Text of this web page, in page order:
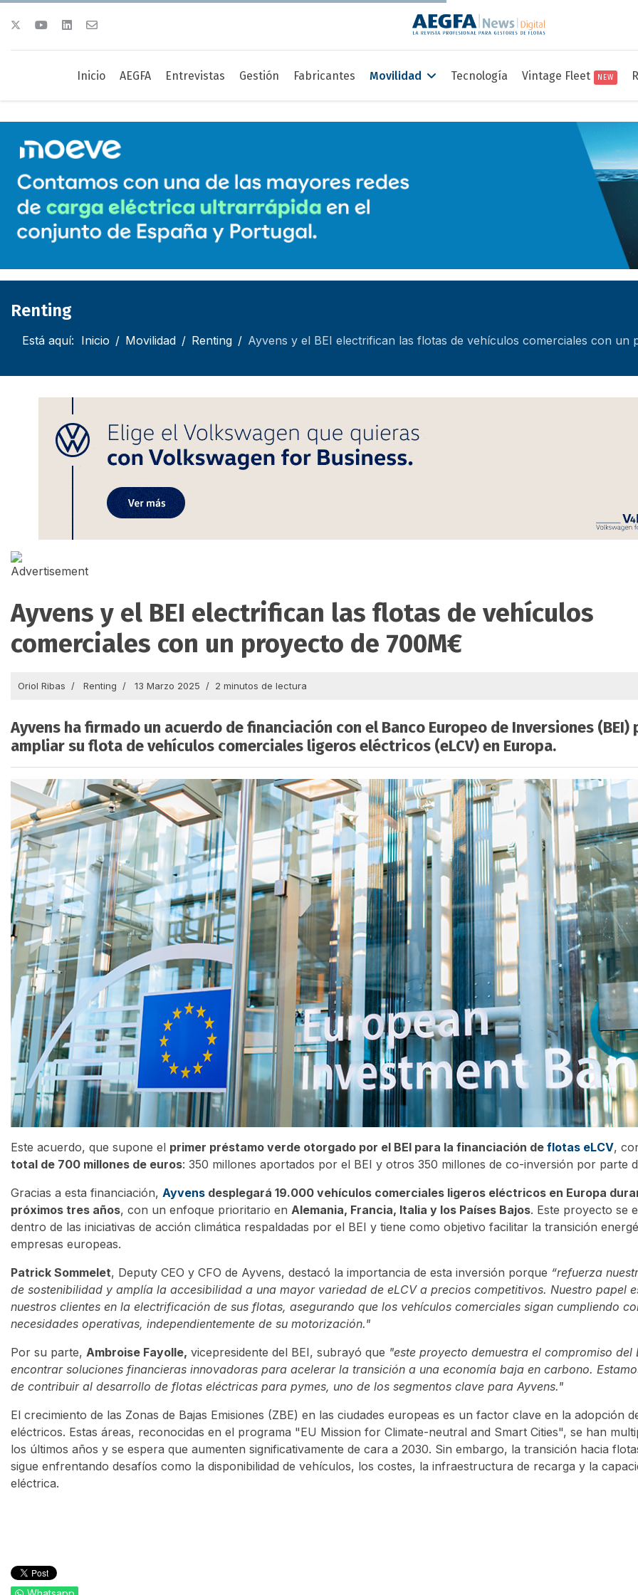
Inicio AEGFA Entrevistas Gestión Fabricantes Movilidad Tecnología Vintage Fleet NEW
Renting
Está aquí: Inicio Movilidad Renting Ayvens y el BEI electrifican las flotas de vehículos comerciales con un
Ayvens y el BEI electrifican las flotas de vehículos
comerciales con un proyecto de 700M€
Oriol Ribas Renting 13 Marzo 2025 2 minutos de lectura
Ayvens ha firmado un acuerdo de financiación con el Banco Europeo de Inversiones (BEI)
ampliar su flota de vehículos comerciales ligeros eléctricos (eLCV) en Europa.
Este acuerdo, que supone el primer préstamo verde otorgado por el BEI para la financiación de flotas eLCV,
total de 700 millones de euros: 350 millones aportados por el BEI y otros 350 millones de co-inversión por parte
Gracias a esta financiación, Ayvens desplegará 19.000 vehículos comerciales ligeros eléctricos en Europa
próximos tres años, con un enfoque prioritario en Alemania, Francia, Italia y los Países Bajos. Este proyecto se
dentro de las iniciativas de acción climática respaldadas por el BEI y tiene como objetivo facilitar la transición
empresas europeas.
Patrick Sommelet, Deputy CEO y CFO de Ayvens, destacó la importancia de esta inversión porque “refuerza
de sostenibilidad y amplía la accesibilidad a una mayor variedad de eLCV a precios competitivos. Nuestro papel
nuestros clientes en la electrificación de sus flotas, asegurando que los vehículos comerciales sigan cumpliendo
necesidades operativas, independientemente de su motorización."
Por su parte, Ambroise Fayolle, vicepresidente del BEI, subrayó que "este proyecto demuestra el compromiso del
encontrar soluciones financieras innovadoras para acelerar la transición a una economía baja en carbono.
de contribuir al desarrollo de flotas eléctricas para pymes, uno de los segmentos clave para Ayvens."
El crecimiento de las Zonas de Bajas Emisiones (ZBE) en las ciudades europeas es un factor clave en la adopción
eléctricos. Estas áreas, reconocidas en el programa "EU Mission for Climate-neutral and Smart Cities", se han
los últimos años y se espera que aumenten significativamente de cara a 2030. Sin embargo, la transición hacia
sigue enfrentando desafíos como la disponibilidad de vehículos, los costes, la infraestructura de recarga y la
eléctrica.